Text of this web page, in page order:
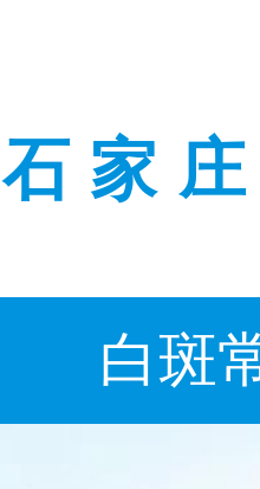
石家
白斑